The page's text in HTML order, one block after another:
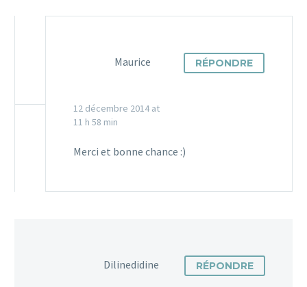
Maurice
12 décembre 2014 at
11 h 58 min
RÉPONDRE
Merci et bonne chance :)
Dilinedidine RÉPONDRE